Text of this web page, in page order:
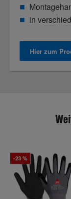
in
Hier zum
-23 %